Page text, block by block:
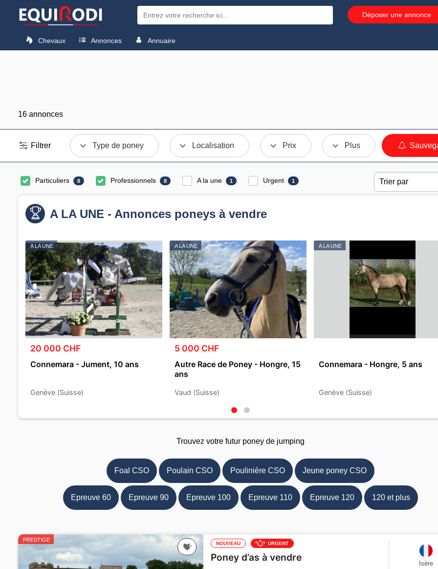
Déposer une annonce
Chevaux Annonces Annuaire
16 annonces
Filtrer Type de poney Localisation Prix Plus
Particuliers 8 Professionnels 8 A la une 1 Urgent 1
A LA UNE - Annonces poneys à vendre
A LA UNE
20 000 CHF
Connemara - Jument, 10 ans
Genève (Suisse)
A LA UNE
5 000 CHF
Autre Race de Poney - Hongre, 15
ans
Vaud (Suisse)
A LA UNE
Connemara - Hongre, 5 ans
Genève (Suisse)
Trouvez votre futur poney de jumping
Foal CSO Poulain CSO Poulinière CSO Jeune poney CSO
Epreuve 60 Epreuve 90 Epreuve 100 Epreuve 110 Epreuve 120 120 et plus
PRESTIGE
NOUVEAU URGENT
Poney d’as à vendre
Isère